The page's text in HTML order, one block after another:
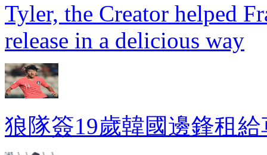
Tyler, the Creator helped
release in a delicious way
狼隊簽19歲韓國邊鋒租